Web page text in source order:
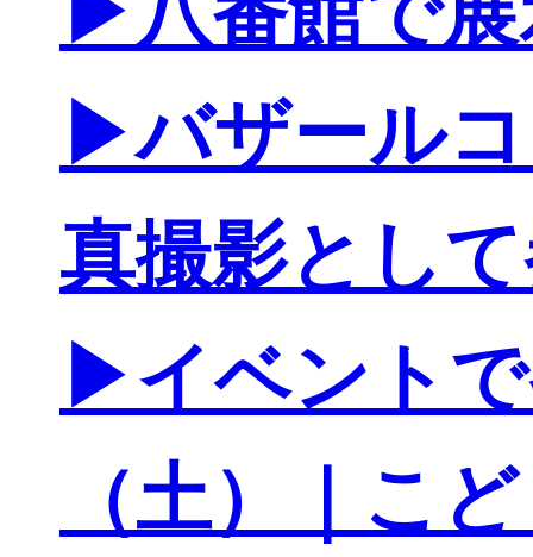
▶バザール
真撮影とし
▶イベント
（土）｜こ